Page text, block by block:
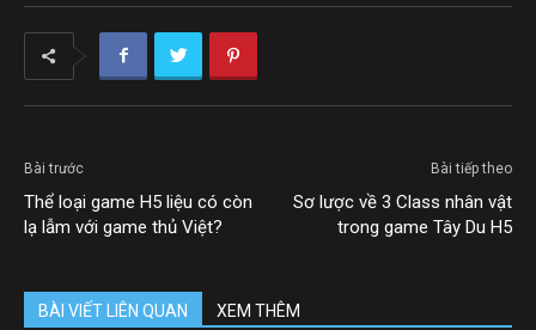
Bài trước
Thể loại game H5 liệu có còn
lạ lẫm với game thủ Việt?
Bài tiếp theo
Sơ lược về 3 Class nhân vật
trong game Tây Du H5
BÀI VIẾT LIÊN QUAN XEM THÊM